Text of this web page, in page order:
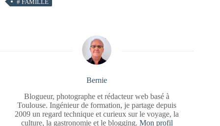
# FAMILLE
Bernie
Blogueur, photographe et rédacteur web basé à
Toulouse. Ingénieur de formation, je partage depuis
2009 un regard technique et curieux sur le voyage, la
culture, la gastronomie et le blogging. Mon profil